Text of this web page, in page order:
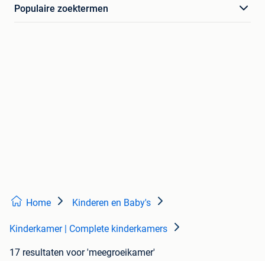
Populaire zoektermen
Home Kinderen en Baby's
Kinderkamer | Complete kinderkamers
17 resultaten voor 'meegroeikamer'